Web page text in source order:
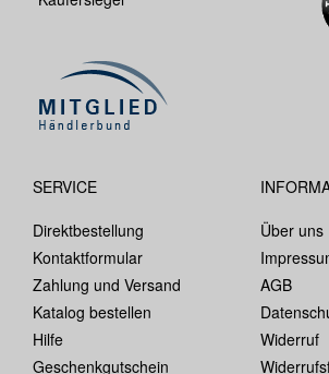
SERVICE
Direktbestellung
Kontaktformular
Zahlung und Versand
Katalog bestellen
Hilfe
Geschenkgutschein
Über uns
AGB
Widerruf